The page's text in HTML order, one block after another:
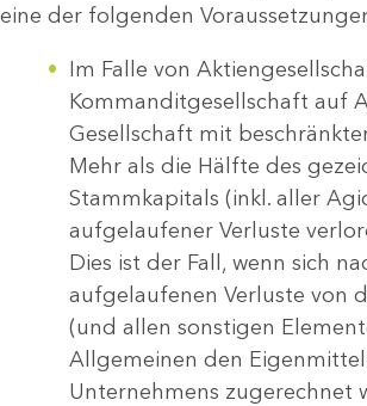
eine der folgenden
Im Falle von
Kommanditgesellschaft auf
Gesellschaft mit
Mehr als die Hälfte des
Stammkapitals (inkl. aller
aufgelaufener Verluste
Dies ist der Fall, wenn sich
aufgelaufenen Verluste von
(und allen sonstigen
Allgemeinen den
Unternehmens zugerechnet